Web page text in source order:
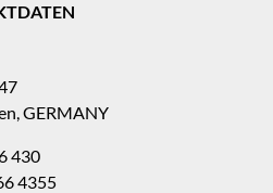
GERMANY
430
4355